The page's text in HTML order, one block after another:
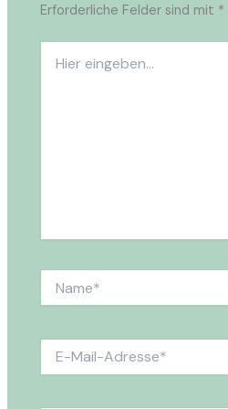
Erforderliche Felder sind mit *
eingeben…
Mail-